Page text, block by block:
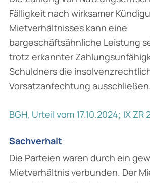
Fälligkeit nach wirksamer
Mietverhältnisses kann eine
bargeschäftsähnliche Leistung
trotz erkannter
Schuldners die
Vorsatzanfechtung ausschließen.
BGH, Urteil vom 17.10.2024; IX ZR
Sachverhalt
Die Parteien waren durch ein
Mietverhältnis verbunden. Der